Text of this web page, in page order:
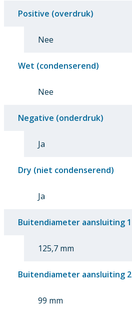
Positive (overdruk)
Nee
Wet (condenserend)
Nee
Negative (onderdruk)
Ja
Dry (niet condenserend)
Ja
Buitendiameter aansluiting 1
125,7 mm
Buitendiameter aansluiting 2
99 mm